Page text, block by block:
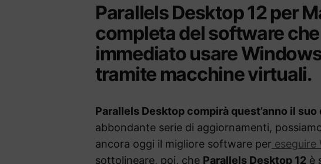
Parallels Desktop 12 per
completa del software
immediato usare
tramite macchine virtuali.
Parallels Desktop compirà quest’anno il
abbondante serie di aggiornamenti,
ancora oggi il migliore software per eseguire
sottolineare, poi, che Parallels Desktop 12 è